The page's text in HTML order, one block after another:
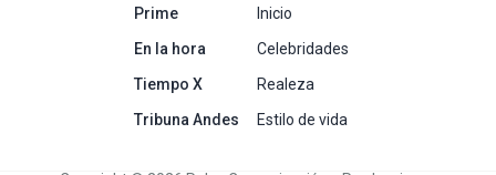
Primeabre en nueva pestaña
En la hora abre en nueva pestaña
Tiempo Xabre en nueva pestaña
Tribuna Andes abre en nueva pestaña
Inicio
Celebridades
Realeza
Estilo de vida